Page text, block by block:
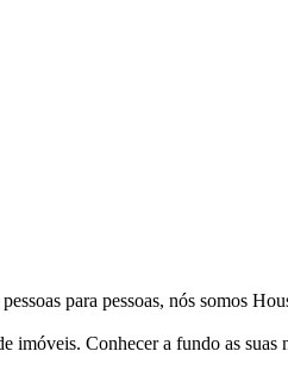
para pessoas, nós somos
Conhecer a fundo as